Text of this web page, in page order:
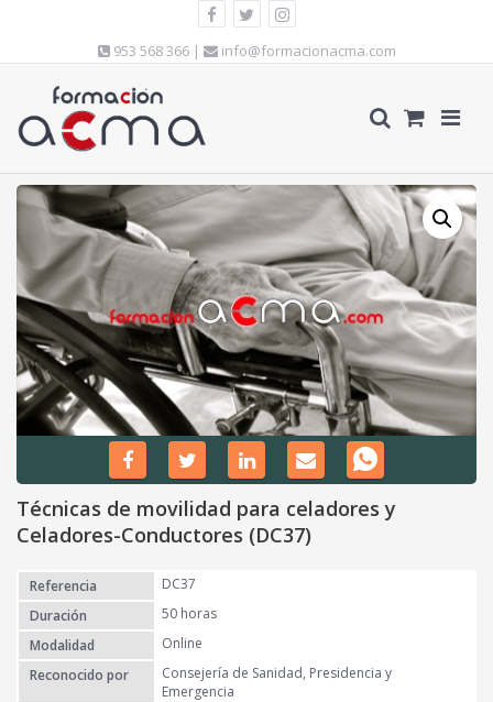
953 568 366 | info@formacionacma.com
Técnicas de movilidad para celadores y
Celadores-Conductores (DC37)
Referencia
DC37
Duración
50 horas
Modalidad
Online
Reconocido por
Consejería de Sanidad, Presidencia y
Emergencia